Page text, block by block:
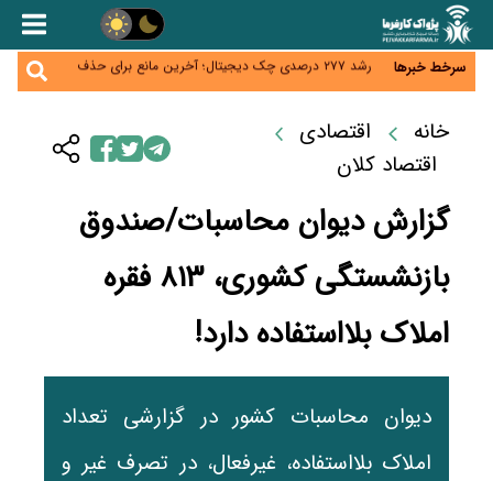
سرخط خبرها
انتقال غیرحضوری پرونده مستمری‌بگیران تأمین اجتماعی
به شعبه جدیدرشد ۲۷۷ درصدی چک دیجیتال؛ آخرین مانع برای حذف
چک کاغذی چیست؟
جدی با اپراتور متخلف/۳۲۰۰ روستا به شبکه ارتباطی
متصل شد
پالایشگاه تهران در مسیر افزایش تولید بنزین و ارتقای
استاندارد سوخت به یورو ۵
خانه
اقتصادی
اقتصاد کلان
گزارش دیوان محاسبات/صندوق
بازنشستگی کشوری، ۸۱۳ فقره
املاک بلا‌استفاده دارد!
دیوان محاسبات کشور در گزارشی تعداد
املاک بلااستفاده، غیرفعال، در تصرف غیر و